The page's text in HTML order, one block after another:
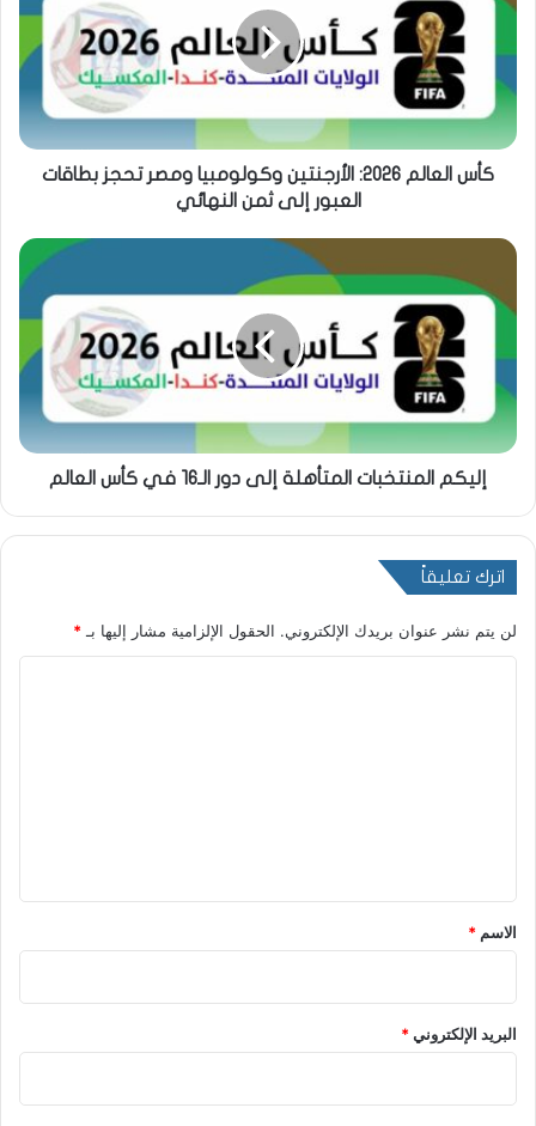
كأس العالم 2026: الأرجنتين وكولومبيا ومصر تحجز بطاقات
العبور إلى ثمن النهائي
إليكم المنتخبات المتأهلة إلى دور الـ16 في كأس العالم
اترك تعليقاً
لن يتم نشر عنوان بريدك الإلكتروني. الحقول الإلزامية مشار إليها بـ *
*
الاسم *
البريد الإلكتروني*